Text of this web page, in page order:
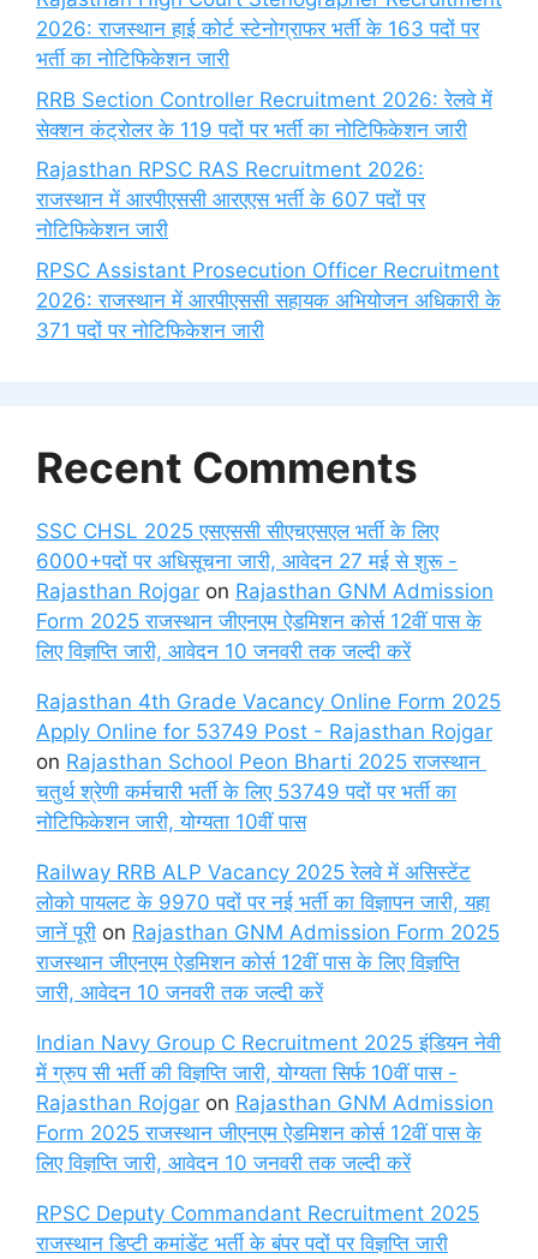
2026: राजस्थान हाई कोर्ट स्टेनोग्राफर भर्ती के 163 पदों पर
भर्ती का नोटिफिकेशन जारी
RRB Section Controller Recruitment 2026: रेलवे में
सेक्शन कंट्रोलर के 119 पदों पर भर्ती का नोटिफिकेशन जारी
Rajasthan RPSC RAS Recruitment 2026:
राजस्थान में आरपीएससी आरएएस भर्ती के 607 पदों पर
नोटिफिकेशन जारी
RPSC Assistant Prosecution Officer Recruitment
2026: राजस्थान में आरपीएससी सहायक अभियोजन अधिकारी के
371 पदों पर नोटिफिकेशन जारी
Recent Comments
SSC CHSL 2025 एसएससी सीएचएसएल भर्ती के लिए
6000+पदों पर अधिसूचना जारी, आवेदन 27 मई से शुरू -
Rajasthan Rojgar on Rajasthan GNM Admission
Form 2025 राजस्थान जीएनएम ऐडमिशन कोर्स 12वीं पास के
लिए विज्ञप्ति जारी, आवेदन 10 जनवरी तक जल्दी करें
Rajasthan 4th Grade Vacancy Online Form 2025
Apply Online for 53749 Post - Rajasthan Rojgar
on Rajasthan School Peon Bharti 2025 राजस्थान
चतुर्थ श्रेणी कर्मचारी भर्ती के लिए 53749 पदों पर भर्ती का
नोटिफिकेशन जारी, योग्यता 10वीं पास
Railway RRB ALP Vacancy 2025 रेलवे में असिस्टेंट
लोको पायलट के 9970 पदों पर नई भर्ती का विज्ञापन जारी, यहा
जानें पूरी on Rajasthan GNM Admission Form 2025
राजस्थान जीएनएम ऐडमिशन कोर्स 12वीं पास के लिए विज्ञप्ति
जारी, आवेदन 10 जनवरी तक जल्दी करें
Indian Navy Group C Recruitment 2025 इंडियन नेवी
में ग्रुप सी भर्ती की विज्ञप्ति जारी, योग्यता सिर्फ 10वीं पास -
Rajasthan Rojgar on Rajasthan GNM Admission
Form 2025 राजस्थान जीएनएम ऐडमिशन कोर्स 12वीं पास के
लिए विज्ञप्ति जारी, आवेदन 10 जनवरी तक जल्दी करें
RPSC Deputy Commandant Recruitment 2025
राजस्थान डिप्टी कमांडेंट भर्ती के बंपर पदों पर विज्ञप्ति जारी